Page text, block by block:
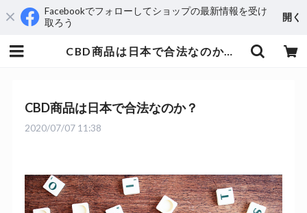
Facebookでフォローしてショップの最新情報を受け
取ろう
開く
CBD商品は日本で合法なのか？ | aequus
CBD商品は日本で合法なのか？
2020/07/07 11:38